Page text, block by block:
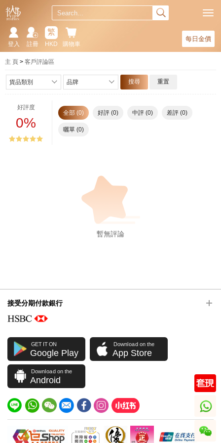
每日金價
購物車
繁
HKD
註冊
登入
主 頁 客戶評論區
貨品類別 品牌 搜尋 重置
好評度
0%
全部 (0) 好評 (0) 中評 (0) 差評 (0)
曬單 (0)
暫無評論
接受分期付款銀行
GET IT ON
Google Play
Download on the
App Store
Download on the
Android
whatsapp